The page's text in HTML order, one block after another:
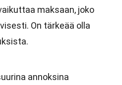
maksaan, joko
On tärkeää olla
annoksina